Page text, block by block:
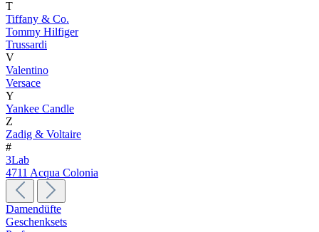
T
Tiffany & Co.
Tommy Hilfiger
Trussardi
V
Valentino
Versace
Y
Yankee Candle
Z
Zadig & Voltaire
#
3Lab
4711 Acqua Colonia
Damendüfte
Geschenksets